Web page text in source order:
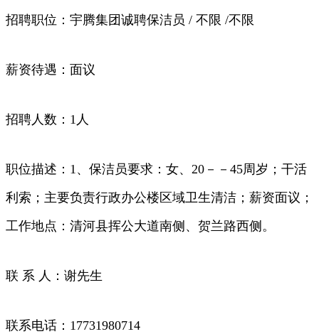
招聘职位：宇腾集团诚聘保洁员 / 不限 /不限
薪资待遇：面议
招聘人数：1人
职位描述：1、保洁员要求：女、20－－45周岁；干活
利索；主要负责行政办公楼区域卫生清洁；薪资面议；
工作地点：清河县挥公大道南侧、贺兰路西侧。
联 系 人：谢先生
联系电话：17731980714